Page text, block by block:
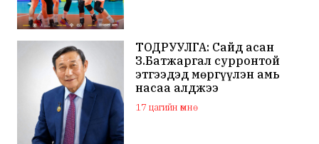
ТОДРУУЛГА: Сайд асан
З.Батжаргал сурронтой
этгээдэд мөргүүлэн амь
насаа алджээ
17 цагийн өмнө